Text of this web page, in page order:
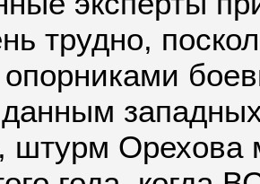
трудно,
данным
штурм Орехова